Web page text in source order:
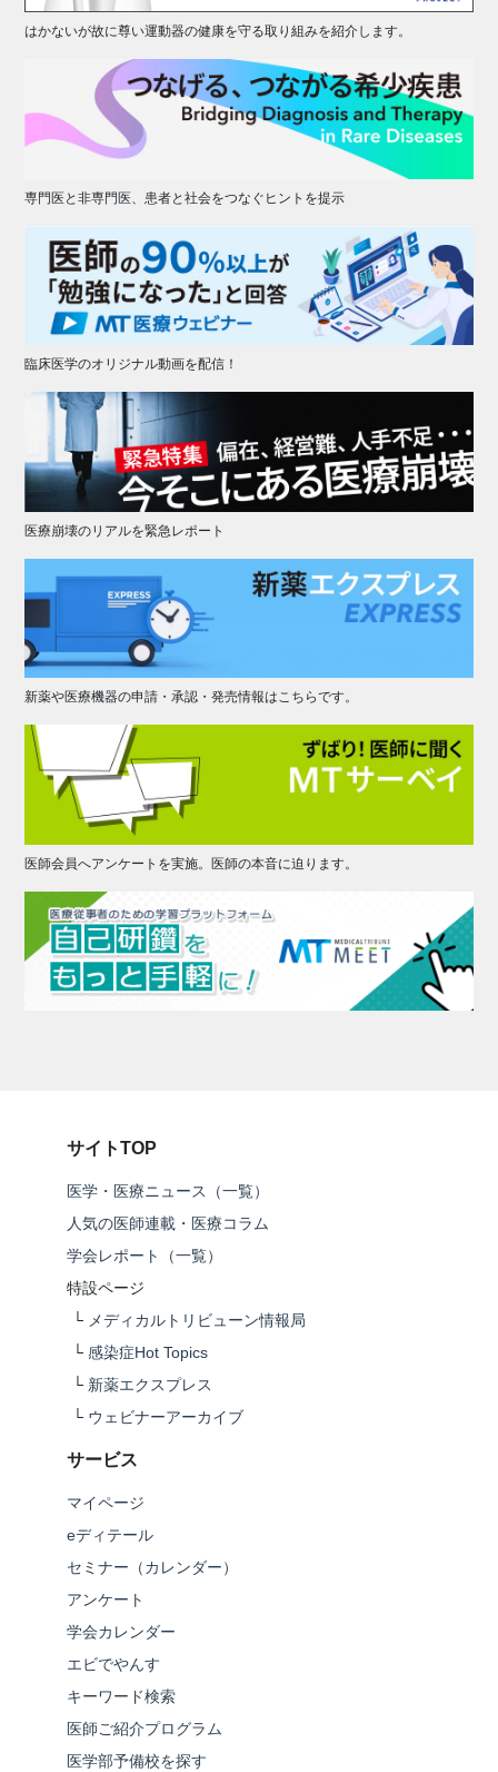
はかないが故に尊い運動器の健康を守る取り組みを紹介します。
専門医と非専門医、患者と社会をつなぐヒントを提示
臨床医学のオリジナル動画を配信！
医療崩壊のリアルを緊急レポート
新薬や医療機器の申請・承認・発売情報はこちらです。
医師会員へアンケートを実施。医師の本音に迫ります。
サイトTOP
医学・医療ニュース（一覧）
人気の医師連載・医療コラム
学会レポート（一覧）
特設ページ
└ メディカルトリビューン情報局
└ 感染症Hot Topics
└ 新薬エクスプレス
└ ウェビナーアーカイブ
サービス
マイページ
eディテール
セミナー（カレンダー）
アンケート
学会カレンダー
エビでやんす
キーワード検索
医師ご紹介プログラム
医学部予備校を探す